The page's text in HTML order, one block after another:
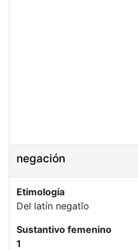
negación
Etimología
Del latín negatĭo
Sustantivo femenino
1